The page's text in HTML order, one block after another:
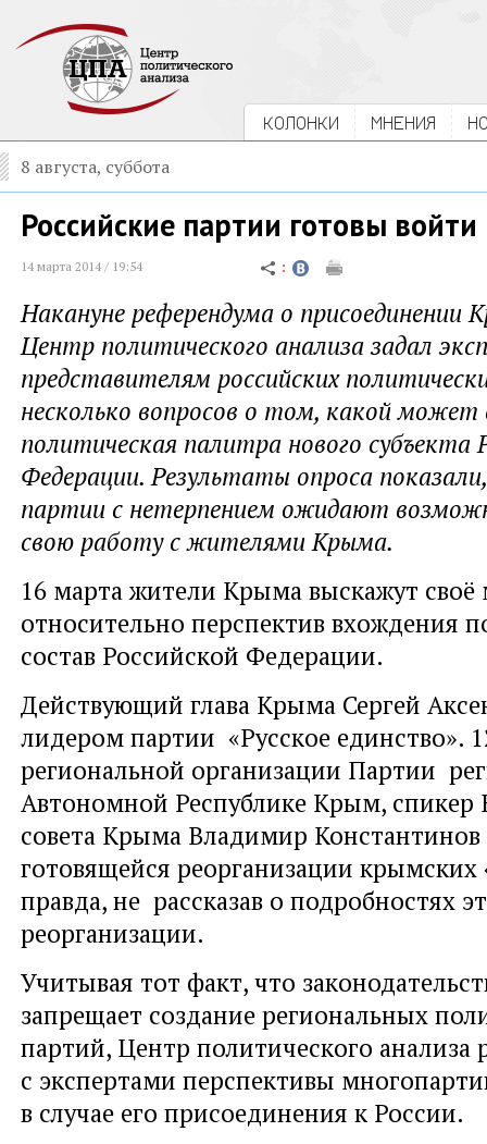
КОЛОНКИ МНЕНИЯ
8 августа, суббота
Российские партии готовы
14 марта 2014 / 19:54
Накануне референдума о присоединении
Центр политического анализа задал
представителям российских
несколько вопросов о том, какой
политическая палитра нового субъекта
Федерации. Результаты опроса
партии с нетерпением ожидают
свою работу с жителями Крыма.
16 марта жители Крыма выскажут своё
относительно перспектив вхождения
состав Российской Федерации.
Действующий глава Крыма Сергей
лидером партии «Русское единство».
региональной организации Партии
Автономной Республике Крым, спикер
совета Крыма Владимир Константинов
готовящейся реорганизации крымских
правда, не рассказав о подробностях
реорганизации.
Учитывая тот факт, что
запрещает создание региональных
партий, Центр политического анализа
с экспертами перспективы
в случае его присоединения к России.